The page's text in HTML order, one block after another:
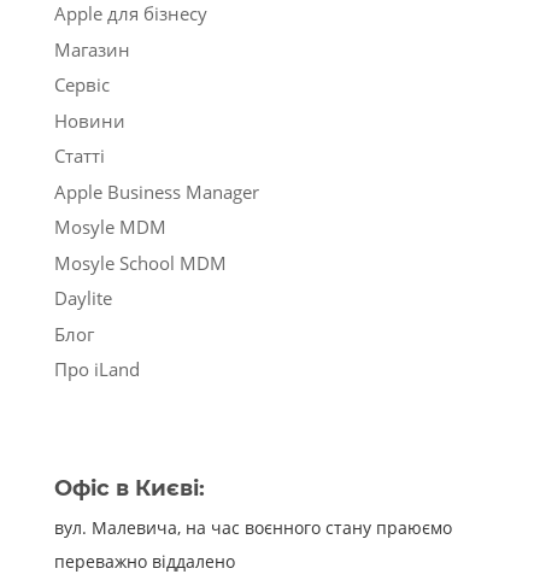
Apple для бізнесу
Магазин
Сервіс
Новини
Статті
Apple Business Manager
Mosyle MDM
Mosyle School MDM
Daylite
Блог
Про iLand
Офіс в Києві:
вул. Малевича, на час воєнного стану праюємо
переважно віддалено